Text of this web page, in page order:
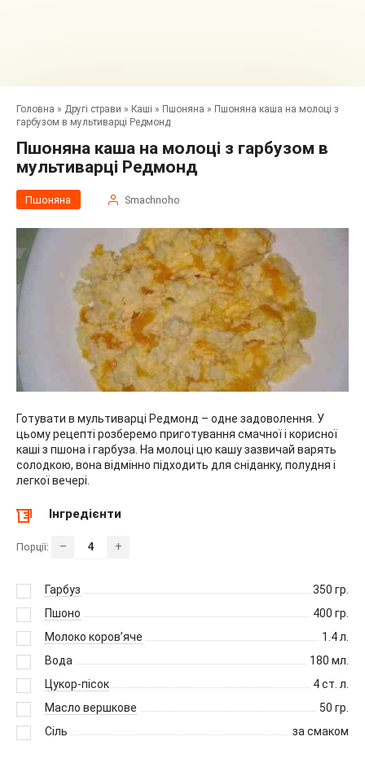
Головна » Другі страви » Каші » Пшоняна » Пшоняна каша на молоці з
гарбузом в мультиварці Редмонд
Пшоняна каша на молоці з гарбузом в
мультиварці Редмонд
Пшоняна Smachnoho
Готувати в мультиварці Редмонд – одне задоволення. У
цьому рецепті розберемо приготування смачної і корисної
каші з пшона і гарбуза. На молоці цю кашу зазвичай варять
солодкою, вона відмінно підходить для сніданку, полудня і
легкої вечері.
Інгредієнти
Порції: – +
Гарбуз 350 гр.
Пшоно
400 гр.
Молоко коров’яче
1.4л.
Вода
180 мл.
Цукор-пісок
4ст. л.
Масло вершкове
50 гр.
Сіль
за смаком